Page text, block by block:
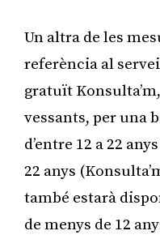
Un altra de les
referència al
gratuït
vessants, per una
d’entre 12 a 22
22 anys
també estarà
de menys de 12